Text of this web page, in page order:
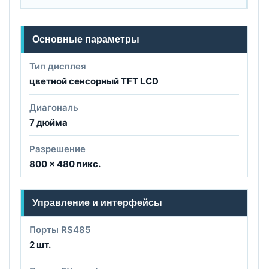
Основные параметры
Тип дисплея
цветной сенсорный TFT LCD
Диагональ
7 дюйма
Разрешение
800 × 480 пикс.
Управление и интерфейсы
Порты RS485
2 шт.